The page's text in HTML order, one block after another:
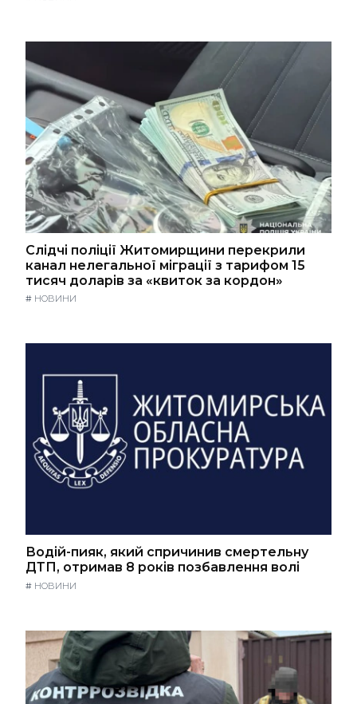
Слідчі поліції Житомирщини перекрили
канал нелегальної міграції з тарифом 15
тисяч доларів за «квиток за кордон»
# НОВИНИ
Водій-пияк, який спричинив смертельну
ДТП, отримав 8 років позбавлення волі
# НОВИНИ